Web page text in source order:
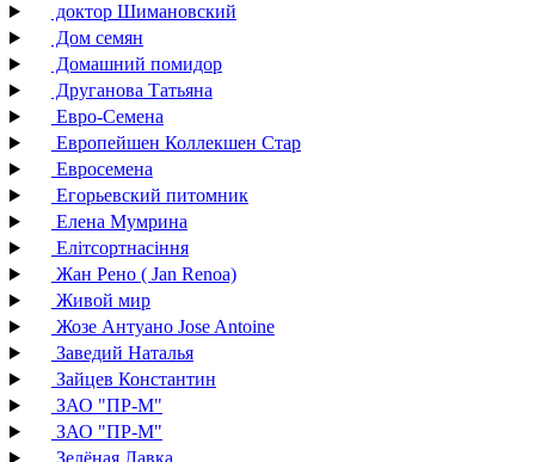
доктор Шимановский
Дом семян
Домашний помидор
Друганова Татьяна
Евро-Семена
Европейшен Коллекшен Стар
Евросемена
Егорьевский питомник
Елена Мумрина
Елітсортнасіння
Жан Рено ( Jan Renoa)
Живой мир
Жозе Антуано Jose Antoine
Заведий Наталья
Зайцев Константин
ЗАО "ПР-М"
ЗАО "ПР-М"
Зелёная Лавка